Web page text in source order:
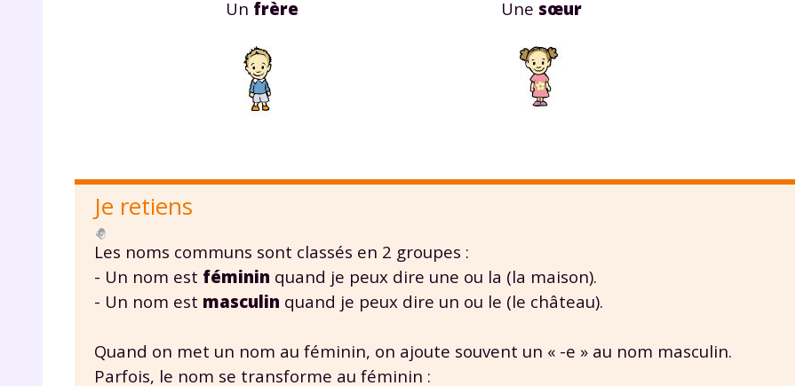
Un frère Une sœur
Je retiens
Les noms communs sont classés en 2 groupes :
- Un nom est féminin quand je peux dire une ou la (la maison).
- Un nom est masculin quand je peux dire un ou le (le château).
Quand on met un nom au féminin, on ajoute souvent un « -e » au nom masculin.
Parfois, le nom se transforme au féminin :